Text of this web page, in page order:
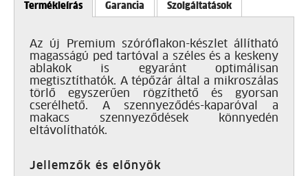
Termékleírás Garancia Szolgáltatások
Az új Premium szóróflakon-készlet állítható
magasságú ped tartóval a széles és a keskeny
ablakok is egyaránt optimálisan
megtisztíthatók. A tépőzár által a mikroszálas
törlő egyszerűen rögzíthető és gyorsan
cserélhető. A szennyeződés-kaparóval a
makacs szennyeződések könnyedén
eltávolíthatók.
Jellemzők és előnyök